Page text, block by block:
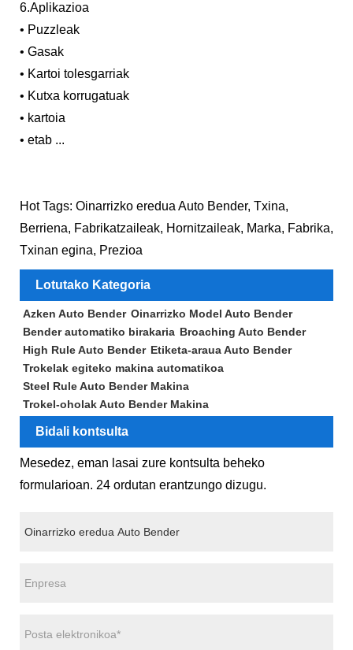
6.Aplikazioa
• Puzzleak
• Gasak
• Kartoi tolesgarriak
• Kutxa korrugatuak
• kartoia
• etab ...
Hot Tags: Oinarrizko eredua Auto Bender, Txina,
Berriena, Fabrikatzaileak, Hornitzaileak, Marka, Fabrika,
Txinan egina, Prezioa
Lotutako Kategoria
Azken Auto Bender Oinarrizko Model Auto Bender
Bender automatiko birakaria Broaching Auto Bender
High Rule Auto Bender Etiketa-araua Auto Bender
Trokelak egiteko makina automatikoa
Steel Rule Auto Bender Makina
Trokel-oholak Auto Bender Makina
Bidali kontsulta
Mesedez, eman lasai zure kontsulta beheko
formularioan. 24 ordutan erantzungo dizugu.